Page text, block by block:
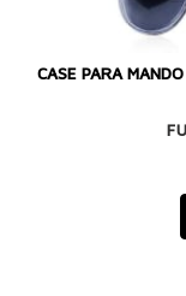
CASE PARA